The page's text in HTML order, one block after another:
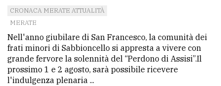
CRONACA MERATE ATTUALITÀ
MERATE
Nell'anno giubilare di San Francesco, la comunità dei
frati minori di Sabbioncello si appresta a vivere con
grande fervore la solennità del “Perdono di Assisi”.Il
prossimo 1 e 2 agosto, sarà possibile ricevere
l'indulgenza plenaria ...